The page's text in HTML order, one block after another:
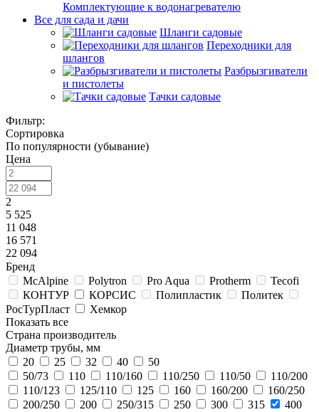
Комплектующие к водонагревателю
Все для сада и дачи
Шланги садовые
Переходники для
шлангов
Разбрызгиватели
и пистолеты
Тачки садовые
Фильтр:
Сортировка
По популярности (убывание)
Цена
2
5 525
11 048
16 571
22 094
Бренд
McAlpine
Polytron Pro Aqua Protherm
Tecofi
КОНТУР
КОРСИС Полипластик
Политек
РосТурПласт
Хемкор
Показать все
Страна производитель
Диаметр трубы, мм
20
25 32 40
50
50/73
110 110/160 110/250 110/50
110/200
110/123
125/110 125 160 160/200
160/250
200/250
200 250/315 250 300 315
400